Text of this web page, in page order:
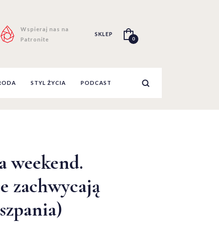
Wspieraj nas na
Patronite
SKLEP
0
STYL ŻYCIA PODCAST
weekend.
zachwycają